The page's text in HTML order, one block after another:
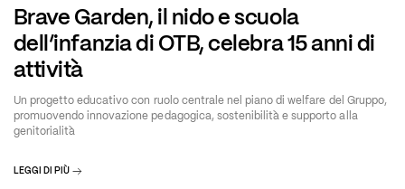
Brave Garden, il nido e scuola
dell’infanzia di OTB, celebra 15 anni di
attività
Un progetto educativo con ruolo centrale nel piano di welfare del Gruppo,
promuovendo innovazione pedagogica, sostenibilità e supporto alla
genitorialità
LEGGI DI PIÙ